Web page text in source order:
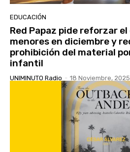
EDUCACIÓN
Red Papaz pide reforzar
menores en diciembre y
prohibición del material
infantil
UNIMINUTO Radio - 18 Noviembre, 2025